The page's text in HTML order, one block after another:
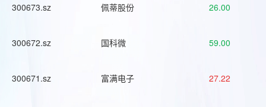
300673.sz 佩蒂股份 26.00
300672.sz 国科微 59.00
300671.sz 富满电子 27.22